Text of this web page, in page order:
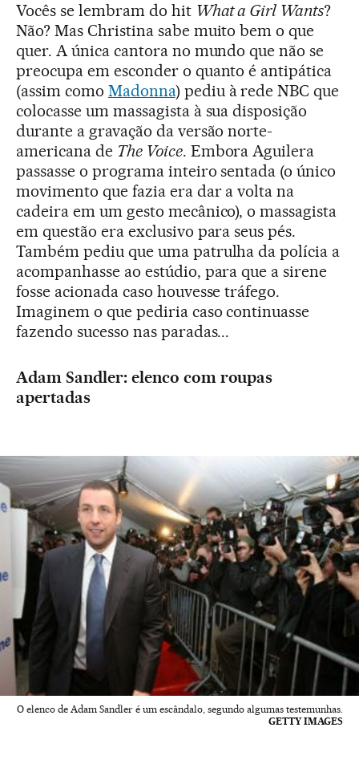
Vocês se lembram do hit What a Girl Wants?
Não? Mas Christina sabe muito bem o que
quer. A única cantora no mundo que não se
preocupa em esconder o quanto é antipática
(assim como Madonna) pediu à rede NBC que
colocasse um massagista à sua disposição
durante a gravação da versão norte-
americana de The Voice. Embora Aguilera
passasse o programa inteiro sentada (o único
movimento que fazia era dar a volta na
cadeira em um gesto mecânico), o massagista
em questão era exclusivo para seus pés.
Também pediu que uma patrulha da polícia a
acompanhasse ao estúdio, para que a sirene
fosse acionada caso houvesse tráfego.
Imaginem o que pediria caso continuasse
fazendo sucesso nas paradas...
Adam Sandler: elenco com roupas
apertadas
O elenco de Adam Sandler é um escândalo, segundo algumas testemunhas.
GETTY IMAGES